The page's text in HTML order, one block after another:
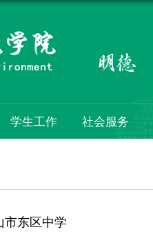
学生工作 社会服务
市东区中学